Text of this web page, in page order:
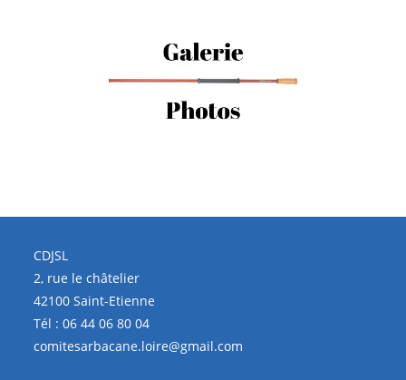
CDJSL
2, rue le châtelier
42100 Saint-Etienne
Tél :06 44 06 80 04
comitesarbacane.loire@gmail.com